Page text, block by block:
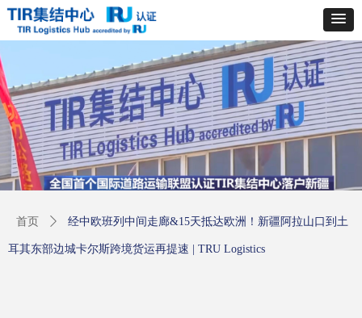
首页 ꄲ 经中欧班列中间走廊&15天抵达欧洲！新疆阿拉山口到土
耳其东部边城卡尔斯跨境货运再提速 | TRU Logistics